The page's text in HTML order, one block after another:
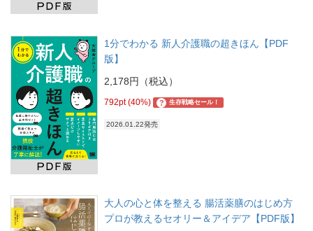
1分でわかる 新人介護職の超きほん【PDF
版】
2,178円（税込）
792pt (40%) ? 生存戦略セール！
2026.01.22発売
大人の心と体を整える 腸活薬膳のはじめ方
プロが教えるセオリー＆アイデア【PDF版】